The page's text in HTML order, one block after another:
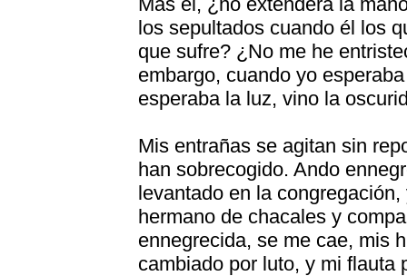
los sepultados cuando él los
que sufre? ¿No me he
embargo, cuando yo
esperaba la luz, vino la
Mis entrañas se agitan sin
han sobrecogido. Ando
levantado en la
hermano de chacales y
ennegrecida, se me cae, mis
cambiado por luto, y mi flauta